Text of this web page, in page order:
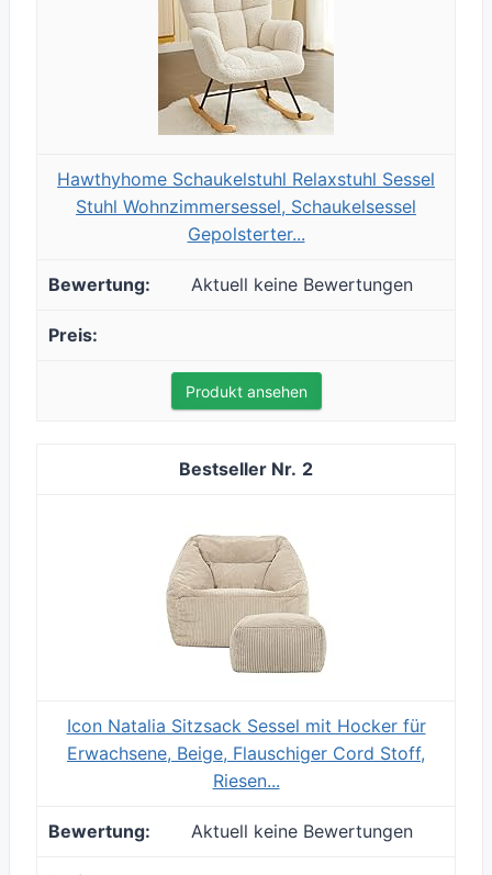
Hawthyhome Schaukelstuhl Relaxstuhl Sessel
Stuhl Wohnzimmersessel, Schaukelsessel
Gepolsterter...
Aktuell keine Bewertungen
Produkt ansehen
2
Icon Natalia Sitzsack Sessel mit Hocker für
Erwachsene, Beige, Flauschiger Cord Stoff,
Riesen...
Aktuell keine Bewertungen